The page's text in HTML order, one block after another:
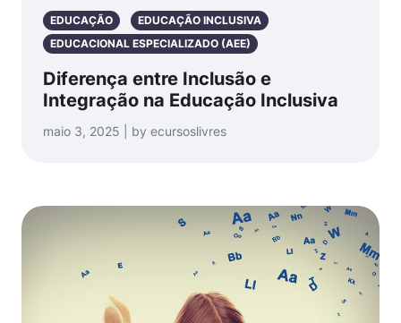
EDUCAÇÃO
EDUCAÇÃO INCLUSIVA
EDUCACIONAL ESPECIALIZADO (AEE)
Diferença entre Inclusão e
Integração na Educação Inclusiva
maio 3, 2025 | by ecursoslivres